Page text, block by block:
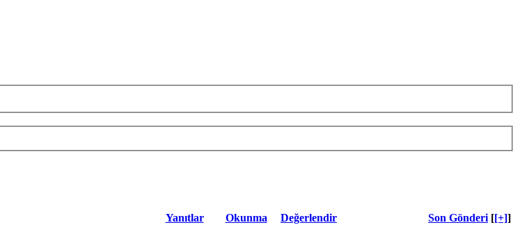
Yanıtlar Okunma Değerlendir Son Gönderi [[+]]